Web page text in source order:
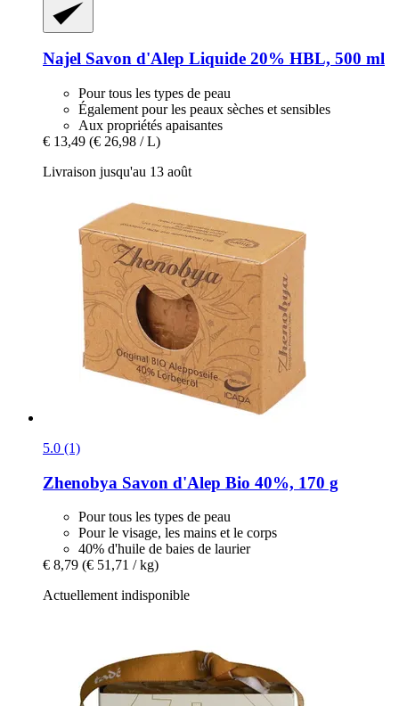
Najel Savon d'Alep Liquide 20% HBL, 500 ml
Pour tous les types de peau
Également pour les peaux sèches et sensibles
Aux propriétés apaisantes
€ 13,49 (€ 26,98 / L)
Livraison jusqu'au 13 août
5.0 (1)
Zhenobya Savon d'Alep Bio 40%, 170 g
Pour tous les types de peau
Pour le visage, les mains et le corps
40% d'huile de baies de laurier
€ 8,79 (€ 51,71 / kg)
Actuellement indisponible